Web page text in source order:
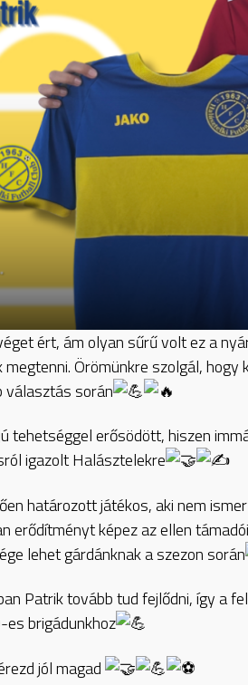
ért, ám olyan sűrű volt ez a
Örömünkre szolgál,
választás során
tehetséggel erősödött, hiszen
igazolt Halásztelekre
határozott játékos, aki nem
erődítményt képez az ellen
lehet gárdánknak a szezon során
Patrik tovább tud fejlődni, így a
brigádunkhoz
jól magad